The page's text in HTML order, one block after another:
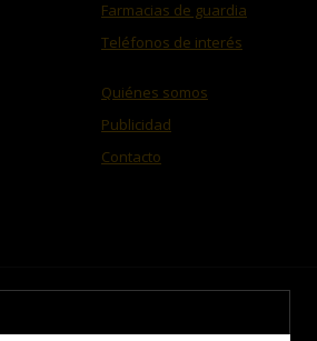
Farmacias de guardia
Teléfonos de interés
Quiénes somos
Publicidad
Contacto